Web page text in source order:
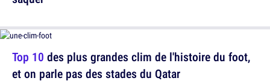
Top 10 des plus grandes clim de l'histoire du foot,
et on parle pas des stades du Qatar